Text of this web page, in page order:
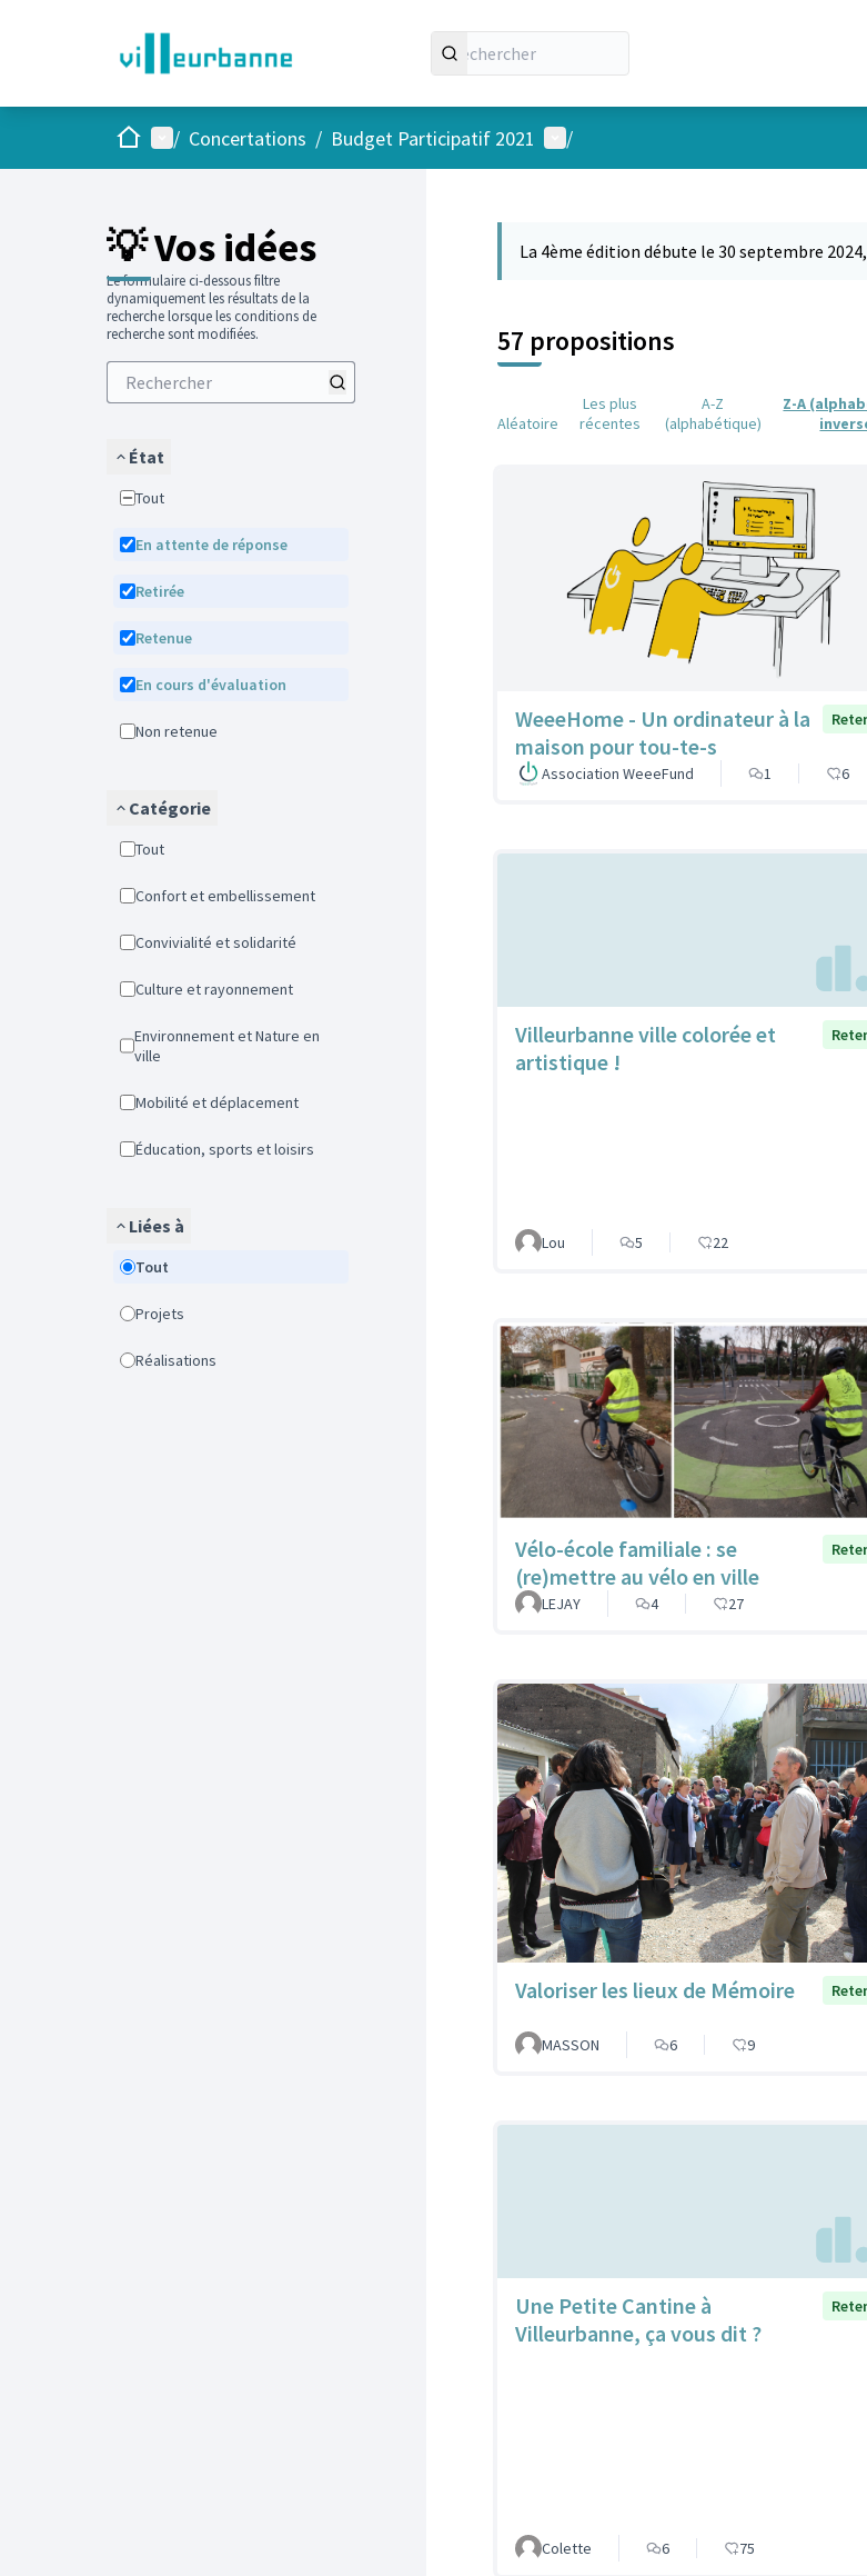
AccueilMenu principal
/ Concertations / Budget Participatif 2021 Menu utilisateur
/
💡 Vos idées
Le formulaire ci-dessous filtre
dynamiquement les résultats de la
recherche lorsque les conditions de
recherche sont modifiées.
État
Tout
En attente de réponse
Retirée
Retenue
En cours d'évaluation
Non retenue
Catégorie
Tout
Confort et embellissement
Convivialité et solidarité
Culture et rayonnement
Environnement et Nature en
ville
Mobilité et déplacement
Éducation, sports et loisirs
Liées à
Tout
Projets
Réalisations
La 4ème édition débute le 30 septembre
57 propositions
Aléatoire
Les plus
récentes
A-Z
(alphabétique)
Z-A
WeeeHome - Un ordinateur à la
maison pour tou-te-s
Association WeeeFund 1 6
Villeurbanne ville colorée et
artistique !
Lou 5 22
Vélo-école familiale : se
(re)mettre au vélo en ville
LEJAY 4 27
Valoriser les lieux de Mémoire
MASSON 6 9
Une Petite Cantine à
Villeurbanne, ça vous dit ?
Colette 6 75